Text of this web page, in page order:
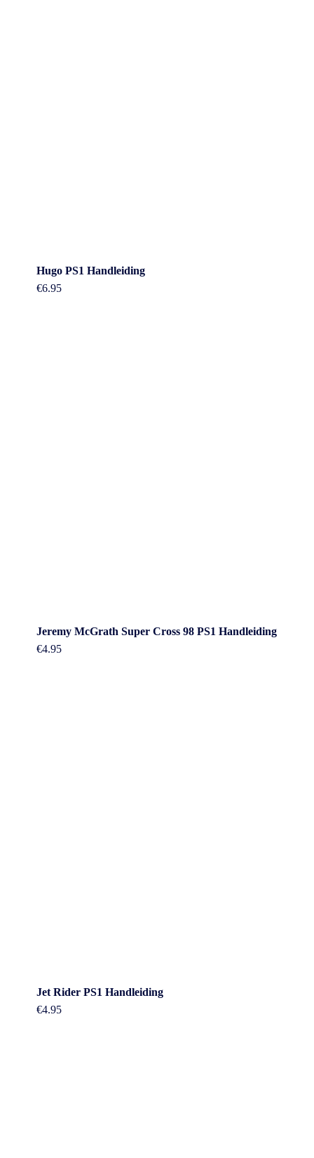
Hugo PS1 Handleiding
€6.95
Jeremy McGrath Super Cross 98 PS1 Handleiding
€4.95
Jet Rider PS1 Handleiding
€4.95